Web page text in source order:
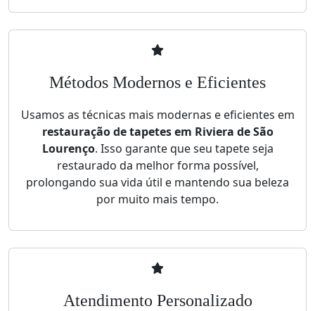
Métodos Modernos e Eficientes
Usamos as técnicas mais modernas e eficientes em
restauração de tapetes em Riviera de São
Lourenço. Isso garante que seu tapete seja
restaurado da melhor forma possível,
prolongando sua vida útil e mantendo sua beleza
por muito mais tempo.
Atendimento Personalizado